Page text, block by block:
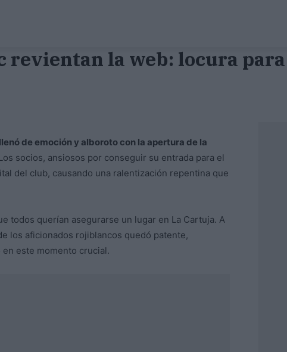
revientan la web: locura
de emoción y alboroto con la apertura de la
socios, ansiosos por conseguir su entrada para el
del club, causando una ralentización repentina que
todos querían asegurarse un lugar en La Cartuja. A
los aficionados rojiblancos quedó patente,
este momento crucial.